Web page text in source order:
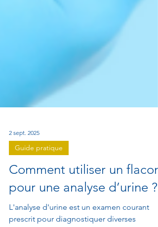
2 sept. 2025
Guide pratique
Comment utiliser un flacon
pour une analyse d’urine ?🧪
L'analyse d'urine est un examen courant